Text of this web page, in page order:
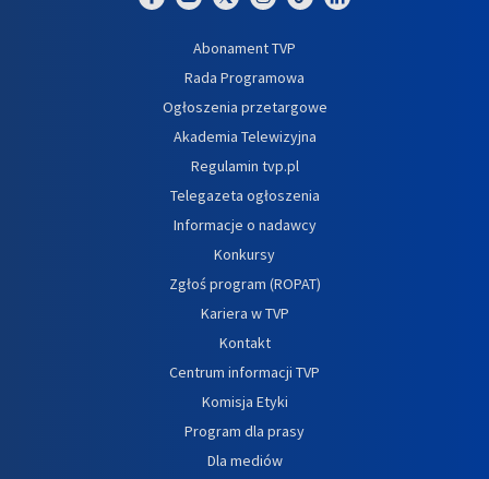
Abonament TVP
Rada Programowa
Ogłoszenia przetargowe
Akademia Telewizyjna
Regulamin tvp.pl
Telegazeta ogłoszenia
Informacje o nadawcy
Konkursy
Zgłoś program (ROPAT)
Kariera w TVP
Kontakt
Centrum informacji TVP
Komisja Etyki
Program dla prasy
Dla mediów